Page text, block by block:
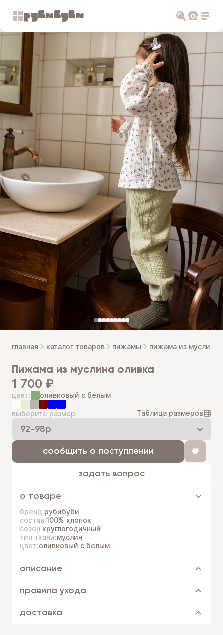
главная каталог товаров пижамы пижама из муслина
пижама из муслина оливка
1 700 ₽
цвет: оливковый с белым
выберите размер: Таблица размеров
сообщить о поступлении
задать вопрос
о товаре
бренд:рубибуби
состав:100% хлопок
сезон:круглогодичный
тип ткани:муслин
цвет:оливковый с белым
описание
правила ухода
доставка